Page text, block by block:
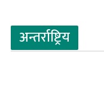
अन्तर्राष्ट्रिय